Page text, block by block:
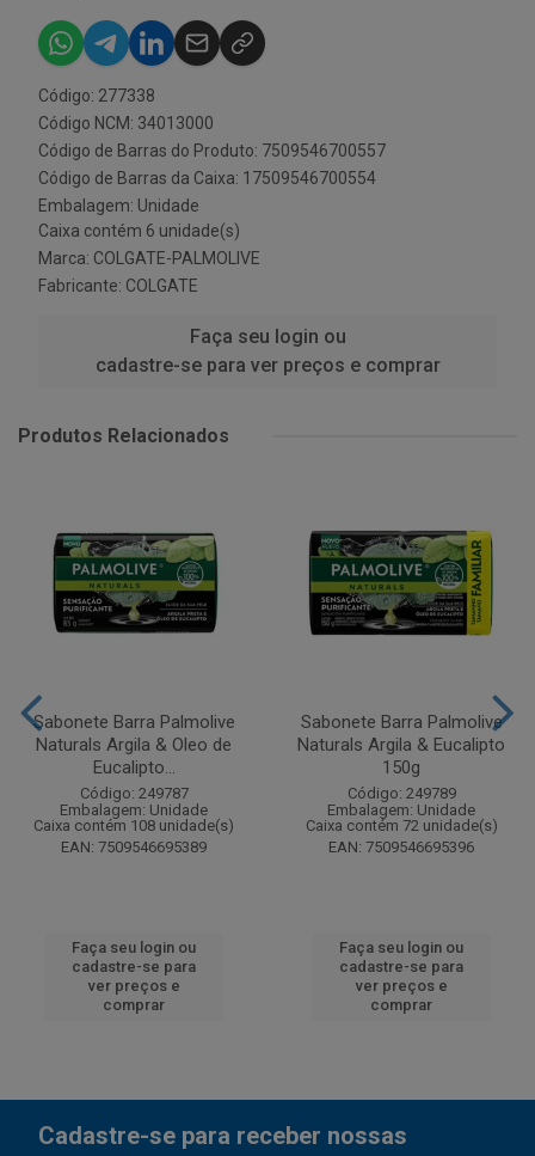
Código: 277338
Código NCM: 34013000
Código de Barras do Produto: 7509546700557
Código de Barras da Caixa: 17509546700554
Embalagem: Unidade
Caixa contém 6 unidade(s)
Marca: COLGATE-PALMOLIVE
Fabricante: COLGATE
Faça seu login ou
cadastre-se para ver preços e comprar
Produtos Relacionados
Sabonete Barra Palmolive
Naturals Argila & Oleo de
Eucalipto...
Código: 249787
Embalagem: Unidade
Caixa contém 108 unidade(s)
EAN: 7509546695389
Faça seu login ou
cadastre-se para
ver preços e
comprar
Sabonete Barra Palmolive
Naturals Argila & Eucalipto
150g
Código: 249789
Embalagem: Unidade
Caixa contém 72 unidade(s)
EAN: 7509546695396
Faça seu login ou
cadastre-se para
ver preços e
comprar
Cadastre-se para receber nossas